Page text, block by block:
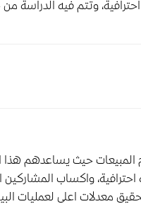
وتتم فيه الدراسة من
حيث يساعدهم هذا
واكساب المشاركين
معدلات اعلى لعمليات